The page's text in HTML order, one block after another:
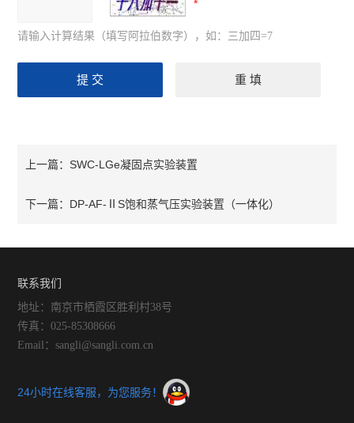
请输入计算结果（填写阿拉伯数字），如：三加四=7
上一篇： SWC-LGe凝固点实验装置
下一篇： DP-AF-ⅡS饱和蒸气压实验装置（一体化）
联系我们
地址：南京市栖霞区胜利村38号
传真：025-85308666
Email：sangli@sangli.com.cn
24小时在线客服，为您服务！